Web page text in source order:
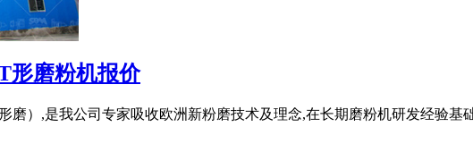
形磨粉机报价
磨）,是我公司专家吸收欧洲新粉磨技术及理念,在长期磨粉机研发经验基